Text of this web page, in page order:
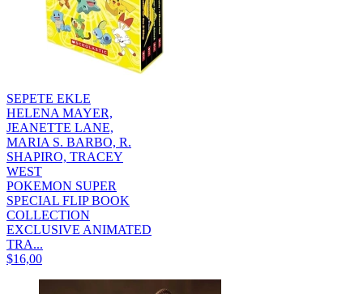
SEPETE EKLE
HELENA MAYER,
JEANETTE LANE,
MARIA S. BARBO, R.
SHAPIRO, TRACEY
WEST
POKEMON SUPER
SPECIAL FLIP BOOK
COLLECTION
EXCLUSIVE ANIMATED
TRA...
$16,00